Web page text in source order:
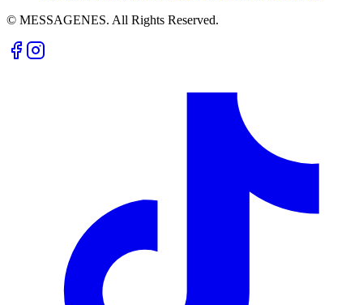
© MESSAGENES. All Rights Reserved.